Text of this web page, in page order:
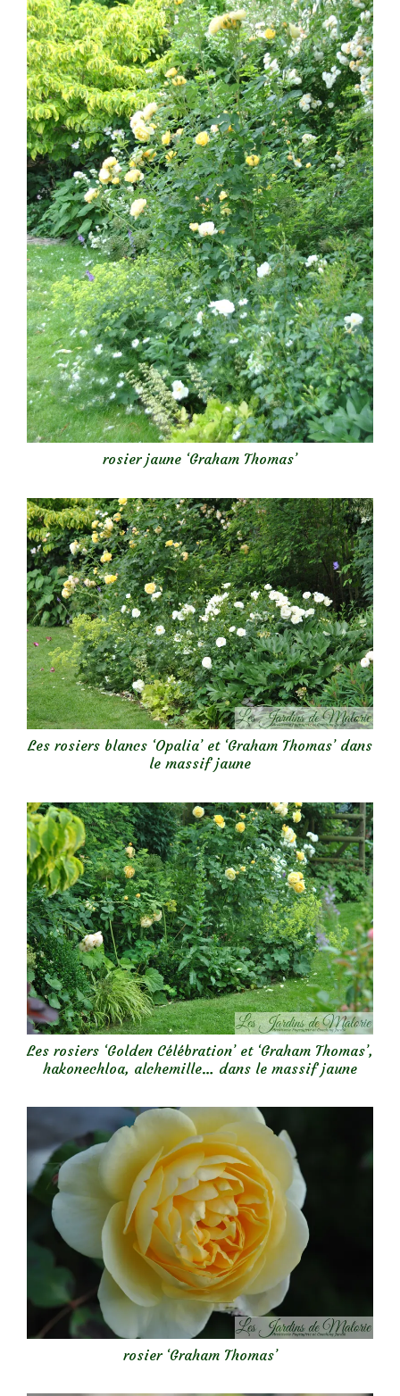
rosier jaune ‘Graham Thomas’
Les rosiers blancs ‘Opalia’ et ‘Graham Thomas’ dans
le massif jaune
Les rosiers ‘Golden Célébration’ et ‘Graham Thomas’,
hakonechloa, alchemille… dans le massif jaune
rosier ‘Graham Thomas’